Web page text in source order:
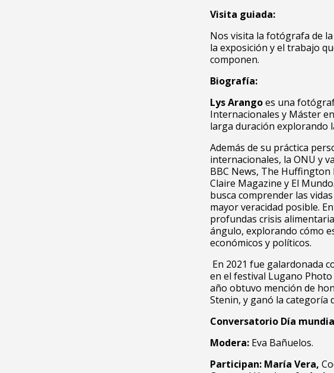
Visita guiada:
Nos visita la fotógrafa de
la exposición y el trabajo
componen.
Biografía:
Lys Arangoes una
Internacionales y Máster
larga duración explorando
Además de su práctica
internacionales, la ONU y
BBC News, The Huffington
Claire Magazine y El
busca comprender las
mayor veracidad posible.
profundas crisis
ángulo, explorando cómo
económicos y políticos.
En 2021 fue galardonada
en el festival Lugano Photo
año obtuvo mención de
Stenin, y ganó la categoría
Conversatorio Día
Modera: Eva Bañuelos.
Participan: María Vera,